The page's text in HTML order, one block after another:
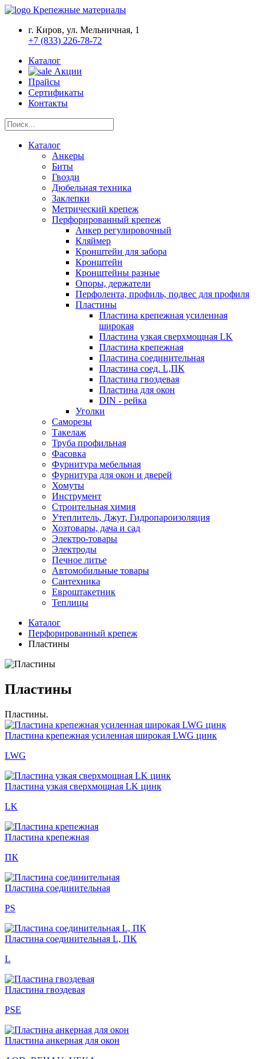
Крепежные материалы
г. Киров, ул. Мельничная, 1
+7 (833) 226-78-72
Каталог
Акции
Прайсы
Сертификаты
Контакты
Каталог
Анкеры
Биты
Гвозди
Дюбельная техника
Заклепки
Метрический крепеж
Перфорированный крепеж
Анкер регулировочный
Кляймер
Кронштейн для забора
Кронштейн
Кронштейны разные
Опоры, держатели
Перфолента, профиль, подвес для профиля
Пластины
Пластина крепежная усиленная
широкая
Пластина узкая сверхмощная LK
Пластина крепежная
Пластина соединительная
Пластина соед. L,ПК
Пластина гвоздевая
Пластина для окон
DIN - рейка
Уголки
Саморезы
Такелаж
Труба профильная
Фасовка
Фурнитура мебельная
Фурнитура для окон и дверей
Хомуты
Инструмент
Строительная химия
Утеплитель, Джут, Гидропароизоляция
Хозтовары, дача и сад
Электро-товары
Электроды
Печное литье
Автомобильные товары
Сантехника
Евроштакетник
Теплицы
Каталог
Перфорированный крепеж
Пластины
Пластины
Пластины.
Пластина крепежная усиленная широкая LWG цинк
LWG
Пластина узкая сверхмощная LK цинк
LK
Пластина крепежная
ПК
Пластина соединительная
PS
Пластина соединительная L, ПК
L
Пластина гвоздевая
PSE
Пластина анкерная для окон